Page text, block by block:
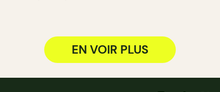
EN VOIR PLUS